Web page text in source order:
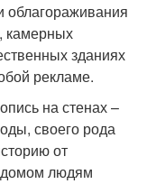
облагораживания
камерных
зданиях
рекламе.
на стенах –
своего рода
от
домом людям